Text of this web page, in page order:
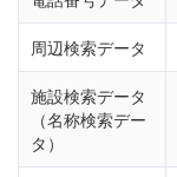
周辺検索データ
施設検索データ
（名称検索デー
タ）